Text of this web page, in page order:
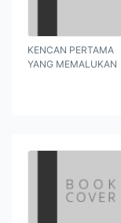
KENCAN PERTAMA
YANG MEMALUKAN